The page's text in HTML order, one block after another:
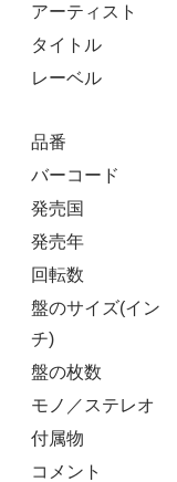
アーティスト
タイトル
レーベル
品番
バーコード
発売国
発売年
回転数
盤のサイズ(イン
チ)
盤の枚数
モノ／ステレオ
付属物
コメント